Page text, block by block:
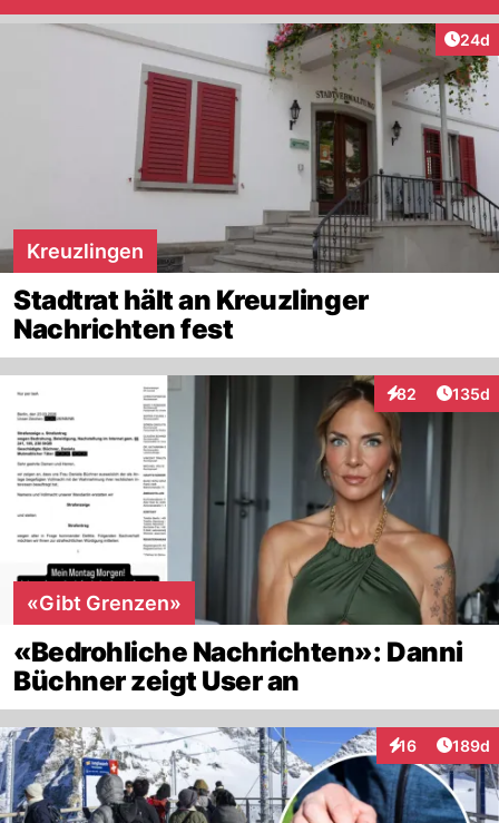
24d
Kreuzlingen
Stadtrat hält an Kreuzlinger
Nachrichten fest
82
Interaktionen
135d
«Gibt Grenzen»
«Bedrohliche Nachrichten»: Danni
Büchner zeigt User an
16
Interaktionen
189d